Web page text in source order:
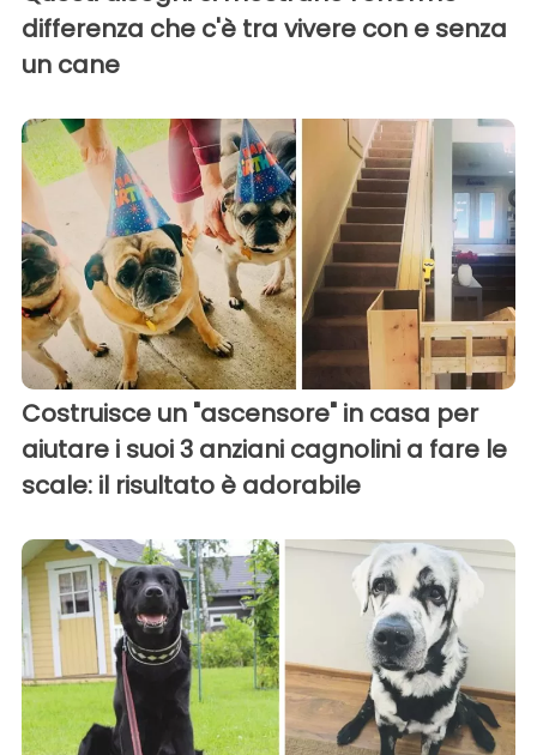
differenza che c'è tra vivere con e senza
un cane
Costruisce un "ascensore" in casa per
aiutare i suoi 3 anziani cagnolini a fare le
scale: il risultato è adorabile